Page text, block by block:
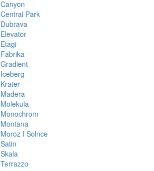
Canyon
Central Park
Dubrava
Elevator
Etagi
Fabrika
Gradient
Iceberg
Krater
Madera
Molekula
Monochrom
Montana
Moroz I Solnce
Satin
Skala
Terrazzo